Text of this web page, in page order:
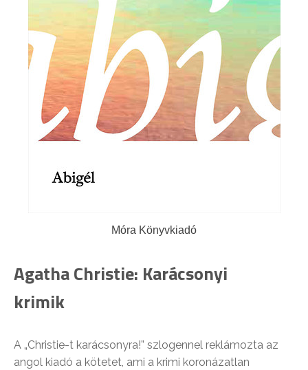
Móra Könyvkiadó
Agatha Christie: Karácsonyi
krimik
A „Christie-t karácsonyra!” szlogennel reklámozta az
angol kiadó a kötetet, ami a krimi koronázatlan